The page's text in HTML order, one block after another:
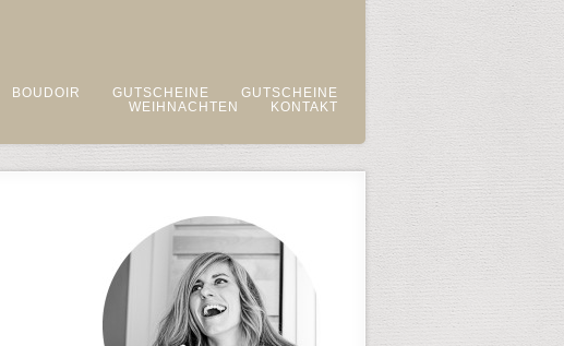
BOUDOIR GUTSCHEINE
GUTSCHEINE
WEIHNACHTEN
KONTAKT